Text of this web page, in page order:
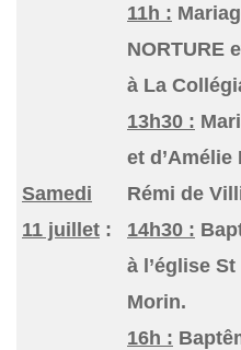
Samedi
11 juillet :
11h :
NORTURE
à La
13h30 :
et d’Amélie
Rémi de
14h30 :
à l’église
Morin.
16h :